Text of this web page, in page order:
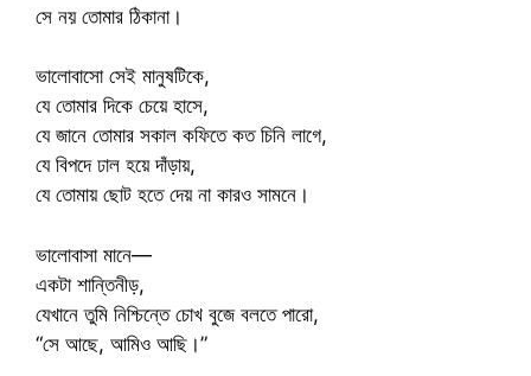
সে নয় তোমার ঠিকানা।
ভালোবাসো সেই মানুষটিকে,
যে তোমার দিকে চেয়ে হাসে,
যে জানে তোমার সকাল কফিতে কত চিনি লাগে,
যে বিপদে ঢাল হয়ে দাঁড়ায়,
যে তোমায় ছোট হতে দেয় না কারও সামনে।
ভালোবাসা মানে—
একটা শান্তিনীড়,
যেখানে তুমি নিশ্চিন্তে চোখ বুজে বলতে পারো,
“সে আছে, আমিও আছি।”